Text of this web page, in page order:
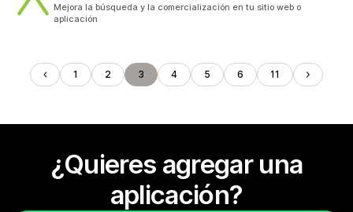
Mejora la búsqueda y la comercialización en tu sitio web o
aplicación
1 2 3 4 5 6 11
¿Quieres agregar una
aplicación?